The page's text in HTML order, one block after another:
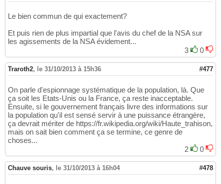
Le bien commun de qui exactement?
Et puis rien de plus impartial que l'avis du chef de la NSA sur
les agissements de la NSA évidement...
3
0
Traroth2, le 31/10/2013 à 15h36 #477
On parle d'espionnage systématique de la population, là. Que
ça soit les Etats-Unis ou la France, ça reste inacceptable.
Ensuite, si le gouvernement français livre des informations sur
la population qu'il est sensé servir à une puissance étrangère,
ça devrait mériter de https://fr.wikipedia.org/wiki/Haute_trahison,
mais on sait bien comment ça se termine, ce genre de
choses...
2
0
Chauve souris, le 31/10/2013 à 16h04 #478